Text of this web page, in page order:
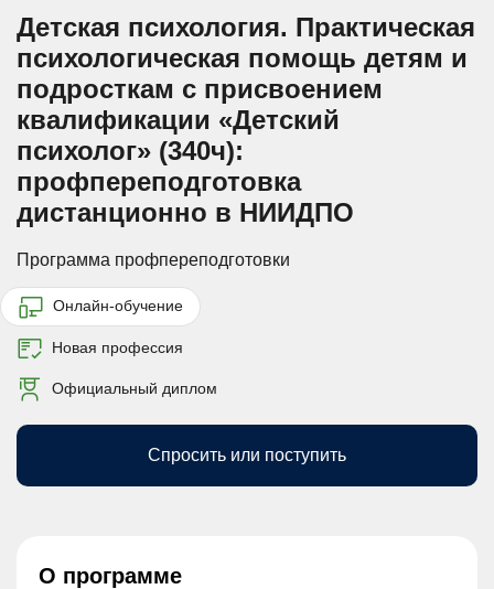
Детская психология. Практическая
психологическая помощь детям и
подросткам с присвоением
квалификации «Детский
психолог» (340ч):
профпереподготовка
дистанционно в НИИДПО
Программа профпереподготовки
Онлайн-обучение
Новая профессия
Официальный диплом
Спросить или поступить
О программе